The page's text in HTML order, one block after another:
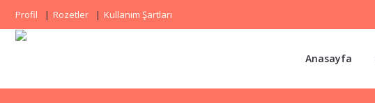
Profil Rozetler Kullanım Şartları
Anasayfa